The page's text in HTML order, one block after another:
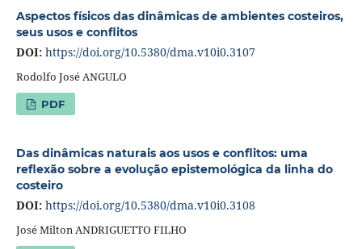
Aspectos físicos das dinâmicas de ambientes costeiros,
seus usos e conflitos
DOI: https://doi.org/10.5380/dma.v10i0.3107
Rodolfo José ANGULO
PDF
Das dinâmicas naturais aos usos e conflitos: uma
reflexão sobre a evolução epistemológica da linha do
costeiro
DOI: https://doi.org/10.5380/dma.v10i0.3108
José Milton ANDRIGUETTO FILHO